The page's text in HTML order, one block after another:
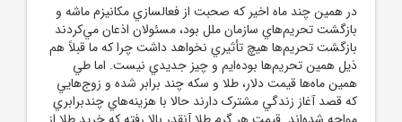
در همين چند ماه اخير که صحبت از فعالسازي مکانيزم ماشه و
بازگشت تحريم‌هاي سازمان ملل بود، مسئولان اذعان مي‌کردند
بازگشت تحريم‌ها هيچ تأثيري نخواهد داشت چرا که ما قبلاً هم
ذيل همين تحريم‌ها بوده‌ايم و چيز جديدي نيست. اما طي
همين ماه‌ها قيمت دلار، طلا و سکه چند برابر شده و زوج‌هايي
که قصد آغاز زندگي مشترک دارند حالا با هزينه‌هاي چندبرابري